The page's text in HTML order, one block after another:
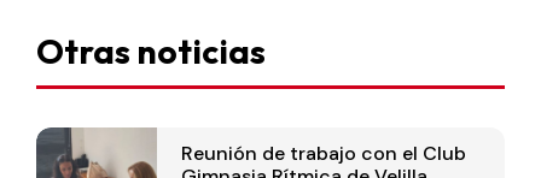
Otras noticias
Reunión de trabajo con el Club